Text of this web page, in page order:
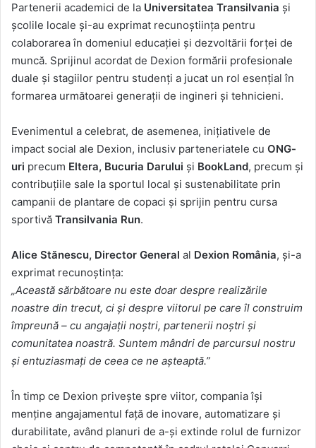
Partenerii academici de la Universitatea Transilvania și
școlile locale și-au exprimat recunoștiința pentru
colaborarea în domeniul educației și dezvoltării forței de
muncă. Sprijinul acordat de Dexion formării profesionale
duale și stagiilor pentru studenți a jucat un rol esențial în
formarea următoarei generații de ingineri și tehnicieni.
Evenimentul a celebrat, de asemenea, inițiativele de
impact social ale Dexion, inclusiv parteneriatele cu ONG-
uri precum Eltera, Bucuria Darului și BookLand, precum și
contribuțiile sale la sportul local și sustenabilitate prin
campanii de plantare de copaci și sprijin pentru cursa
sportivă Transilvania Run.
Alice Stănescu, Director General al Dexion România, și-a
exprimat recunoștința:
„Această sărbătoare nu este doar despre realizările
noastre din trecut, ci și despre viitorul pe care îl construim
împreună – cu angajații noștri, partenerii noștri și
comunitatea noastră. Suntem mândri de parcursul nostru
și entuziasmați de ceea ce ne așteaptă.”
În timp ce Dexion privește spre viitor, compania își
menține angajamentul față de inovare, automatizare și
durabilitate, având planuri de a-și extinde rolul de furnizor